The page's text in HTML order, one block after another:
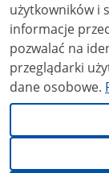
użytkowników i stale
informacje
pozwalać na
przeglądarki
dane osobowe.